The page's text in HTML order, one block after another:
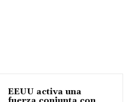
EEUU activa una